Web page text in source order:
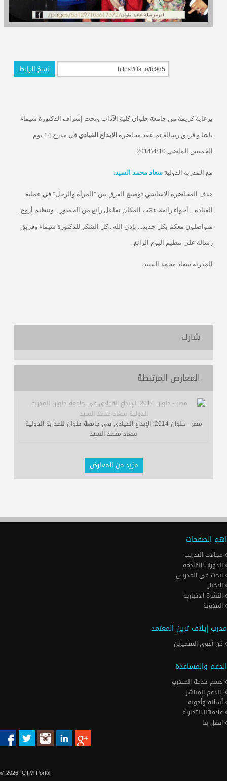
نسخ الرابط
برعاية كريمة من جامعة حلوان كلية الآداب وتحت إشراف الدكتورة شيماء
باشا و فريق رسالة تم عقد محاضرة الابداع القيادي في مدرج 14 يوم
الخميس الماضي 10\4\2014.
مع المدربة الدولية سعاد محمد السيد.
هدف المحاضرة الاساسي توضيح الفرق بين "المرأة والرجل" في عملية
القيادة... أجواء رائعة عمّت المكان تفاعل رائع من الحضور... وتنظيم أروع...
متواصلون معكم بكل جديد... بإذن الله...كل الشكر للدكتورة شيماء وفريق
رسالة على تنظيم اليوم الرائع.
المدربة سعاد محمد السيد.
شارك
المعارض المرتبطة
مصر - حلوان 2014: الإبداع القيادي في جامعة حلوان للمدربة الدولية
سعاد محمد السيد
مزيد من المعارض
اهم الصفحات
مجالات التدريب
الدورات القادمة
ابحث في المدربين
الأخبار
النشرة الاخبارية
المدونة
مدرب إيلاف ترين المعتمد
كن أقوى المتميزين
الدعم والمساعدة
قسم خدمة المتدرب
الدعم المباشر
أسئلة وأجوبة
علاماتنا التجارية
اتصل بنا
© 2026 ICTM Portal